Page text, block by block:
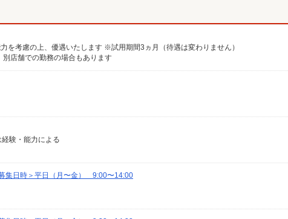
を考慮の上、優遇いたします ※試用期間3ヵ月（待遇は変わりません）
店舗での勤務の場合もあります
験・能力による
集日時＞平日（月〜金） 9:00〜14:00